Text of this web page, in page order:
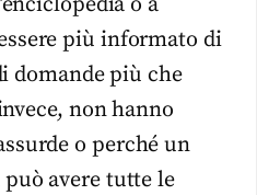
più informato di
domande più che
non hanno
o perché un
avere tutte le